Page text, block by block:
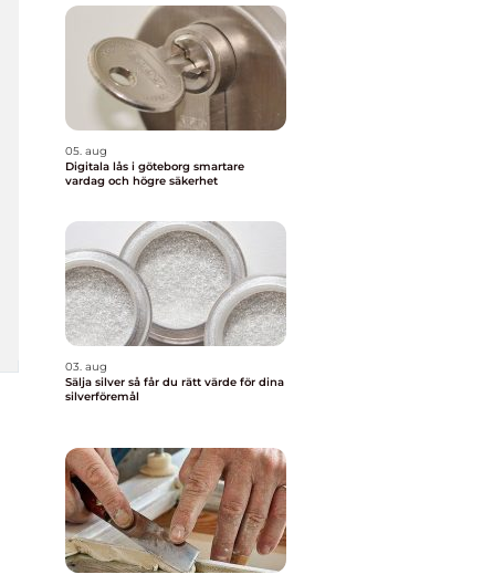
05. aug
Digitala lås i göteborg smartare
vardag och högre säkerhet
03. aug
Sälja silver så får du rätt värde för dina
silverföremål